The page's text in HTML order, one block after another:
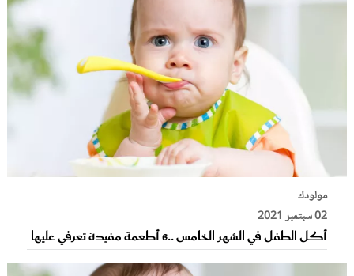
مولودك
02 سبتمبر 2021
أكل الطفل في الشهر الخامس ..6 أطعمة مفيدة تعرفي عليها